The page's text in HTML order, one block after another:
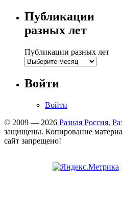
Публикации
разных лет
Публикации разных лет
Войти
Войти
© 2009 — 2026 Разная Россия.
защищены. Копирование
сайт запрещено!